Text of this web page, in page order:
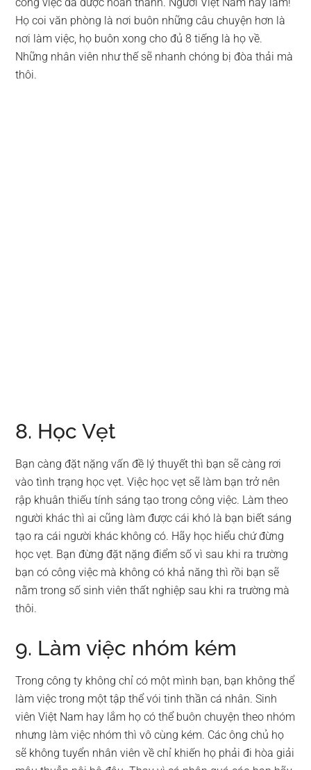
Họ coi văn phòng là nơi buôn những câu chuyện hơn là
nơi làm việc, họ buôn xong cho đủ 8 tiếng là họ về.
Những nhân viên như thế sẽ nhanh chóng bị đòa thải mà
thôi.
8. Học Vẹt
Bạn càng đặt nặng vấn đề lý thuyết thì bạn sẽ càng rơi
vào tình trạng học vẹt. Việc học vẹt sẽ làm bạn trở nên
rập khuân thiếu tính sáng tạo trong công việc. Làm theo
người khác thì ai cũng làm được cái khó là bạn biết sáng
tạo ra cái người khác không có. Hãy học hiểu chứ đừng
học vẹt. Bạn đừng đặt nặng điểm số vì sau khi ra trường
bạn có công việc mà không có khả năng thì rồi bạn sẽ
nằm trong số sinh viên thất nghiệp sau khi ra trường mà
thôi.
9. Làm việc nhóm kém
Trong công ty không chỉ có một mình bạn, bạn không thể
làm việc trong một tập thể vói tinh thần cá nhân. Sinh
viên Việt Nam hay lắm họ có thể buôn chuyện theo nhóm
nhưng làm việc nhóm thì vô cùng kém. Các ông chủ họ
sẽ không tuyển nhân viên về chỉ khiến họ phải đi hòa giải